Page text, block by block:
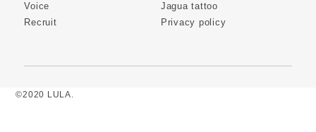
Voice
Recruit
Jagua tattoo
Privacy policy
©2020 LULA.